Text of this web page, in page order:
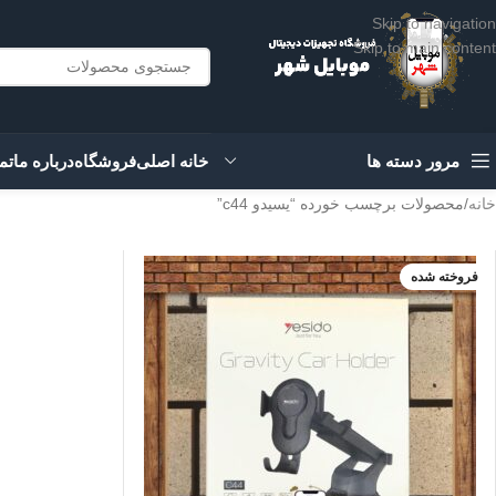
Skip to navigation
Skip to main content
مرور دسته ها خانه اصلیفروشگاهدرباره ما
خانه محصولات برچسب خورده “یسیدو c44”
فروخته شده